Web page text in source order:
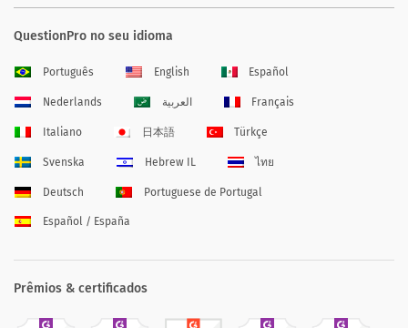
QuestionPro no seu idioma
Português English Español
Nederlands العربية Français
Italiano 日本語 Türkçe
Svenska Hebrew IL ไทย
Deutsch Portuguese de Portugal
Español / España
Prêmios & certificados